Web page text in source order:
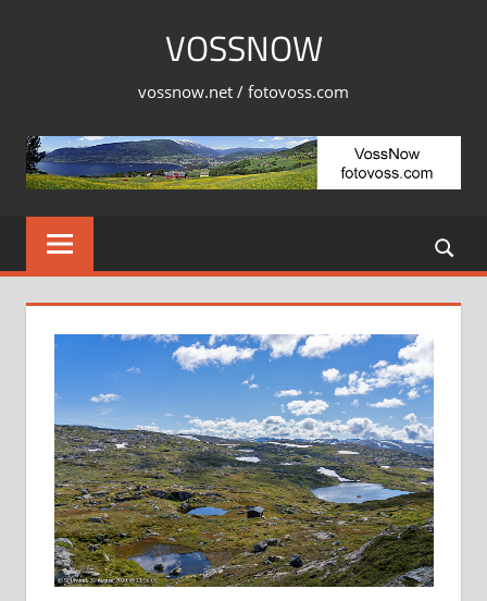
VOSSNOW
vossnow.net / fotovoss.com